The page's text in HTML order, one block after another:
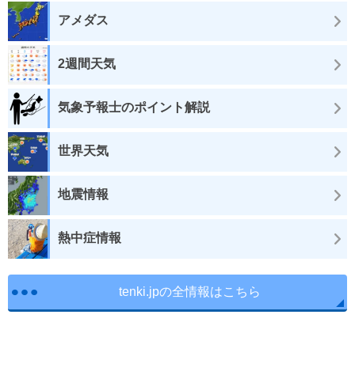
アメダス
2週間天気
気象予報士のポイント解説
世界天気
地震情報
熱中症情報
tenki.jpの全情報はこちら